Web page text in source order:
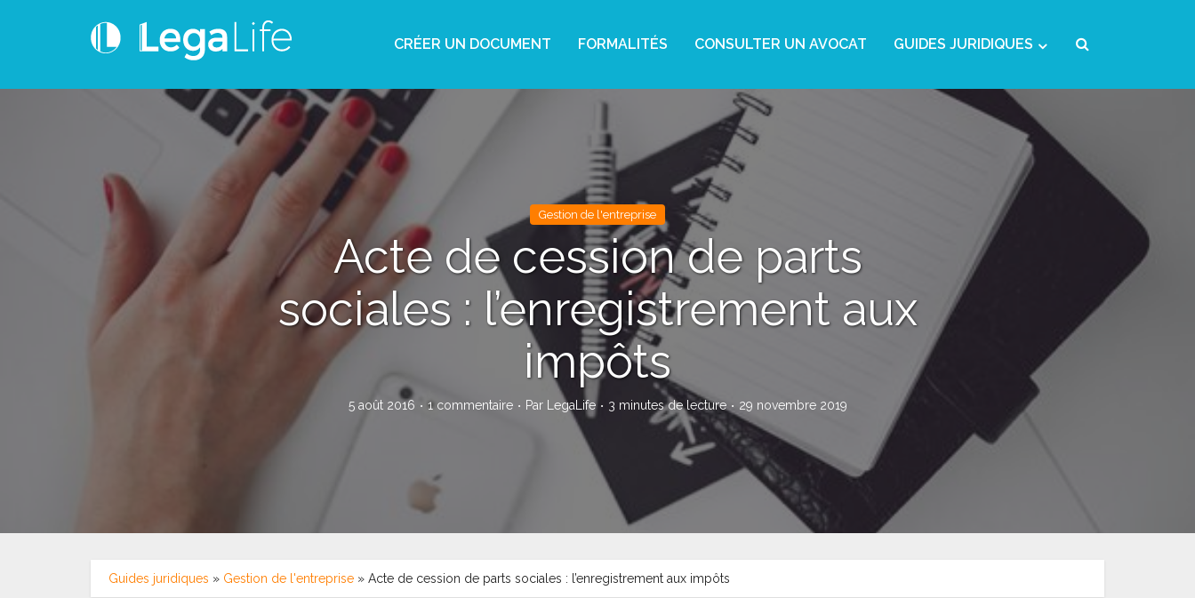
CRÉER UN DOCUMENT FORMALITÉS CONSULTER UN AVOCAT GUIDES JURIDIQUES
Gestion de l'entreprise
Acte de cession de parts
sociales : l’enregistrement aux
impôts
5 août 2016 1 commentaire Par LegaLife 3 minutes de lecture 29 novembre 2019
Guides juridiques » Gestion de l'entreprise » Acte de cession de parts sociales : l’enregistrement aux impôts